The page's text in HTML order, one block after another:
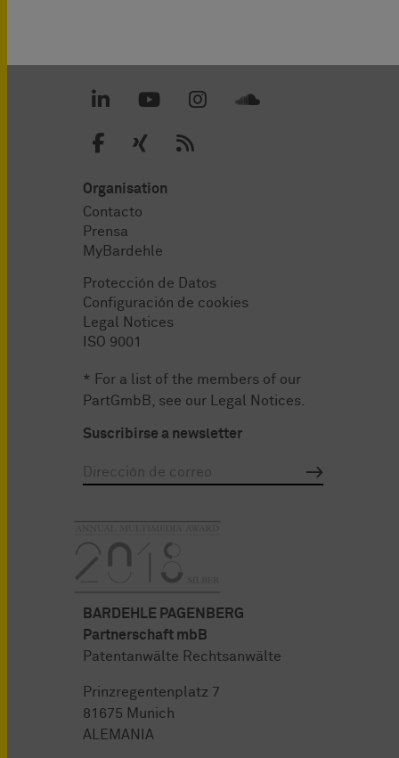
Organisation
Contacto
Prensa
MyBardehle
Protección de Datos
Configuración de cookies
Legal Notices
ISO 9001
* For a list of the members of our
PartGmbB, see our Legal Notices.
Suscribirse a newsletter
BARDEHLE PAGENBERG
Partnerschaft mbB
Patentanwälte Rechtsanwälte
Prinzregentenplatz 7
81675 Munich
ALEMANIA